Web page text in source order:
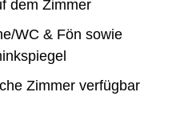
dem Zimmer
WC & Fön sowie
Zimmer verfügbar